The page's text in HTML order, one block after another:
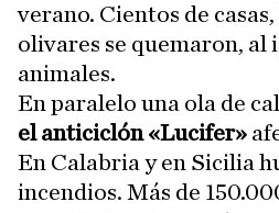
verano. Cientos de
olivares se quemaron, al
animales.
En paralelo una ola de
el anticiclón «Lucifer»
En Calabria y en Sicilia
incendios. Más de